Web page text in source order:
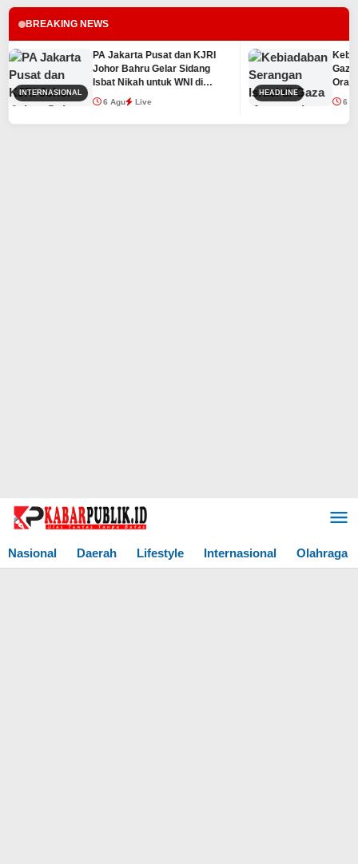
BREAKING NEWS
PA Jakarta Pusat dan KJRI
Johor Bahru Gelar Sidang
Isbat Nikah untuk WNI di
Malaysia
6 Agu Live
Kebiadaban
Gaza
Orang
6 Agu Live
Lewati
Nasional
Daerah Lifestyle Internasional Olahraga